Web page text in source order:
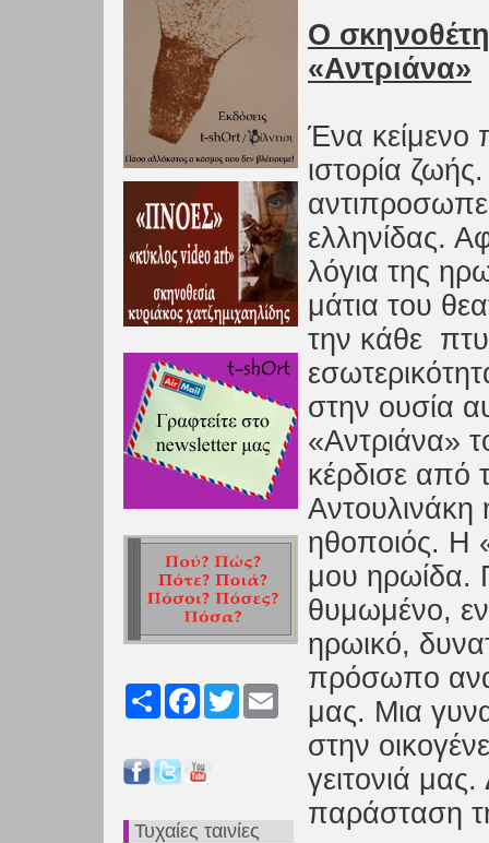
Share FacebookTwitter
Τυχαίες ταινίες
O
«Αντριάνα»
Ένα κείμενο
ιστορία
ελληνίδας.
λόγια της
μάτια του
την κάθε
στην ουσία
«Αντριάνα»
κέρδισε από
Αντουλινάκη
ηθοποιός. Η
μου ηρωίδα.
θυμωμένο,
ηρωικό,
πρόσωπο
μας. Μια
στην
γειτονιά
παράσταση